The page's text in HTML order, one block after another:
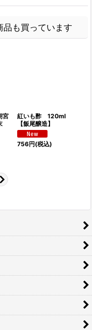
品も買っています
宮
紅いも酢 120ml
【飯尾醸造】
756円(税込)